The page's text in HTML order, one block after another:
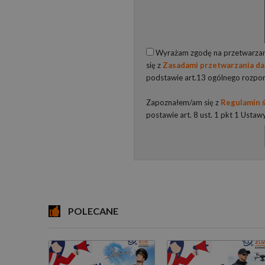
Wyrażam zgodę na
się z Zasadami przetwarzania
podstawie art.13 ogólnego
Zapoznałem/am się z Regulamin
postawie art. 8 ust. 1 pkt 1
POLECANE